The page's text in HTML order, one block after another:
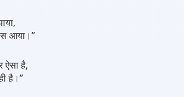
आया।”
ऐसा है,
है।”